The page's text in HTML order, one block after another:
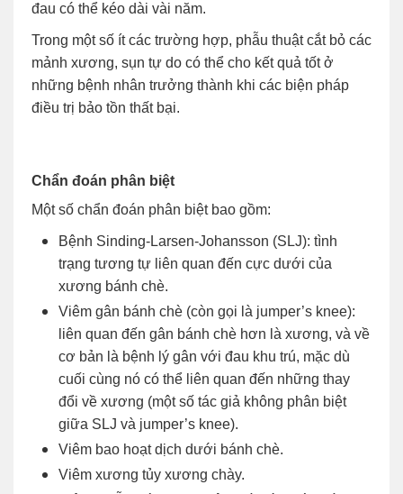
đau có thể kéo dài vài năm.
Trong một số ít các trường hợp, phẫu thuật cắt bỏ các
mảnh xương, sụn tự do có thể cho kết quả tốt ở
những bệnh nhân trưởng thành khi các biện pháp
điều trị bảo tồn thất bại.
Chẩn đoán phân biệt
Một số chẩn đoán phân biệt bao gồm:
Bệnh Sinding-Larsen-Johansson (SLJ): tình
trạng tương tự liên quan đến cực dưới của
xương bánh chè.
Viêm gân bánh chè (còn gọi là jumper’s knee):
liên quan đến gân bánh chè hơn là xương, và về
cơ bản là bệnh lý gân với đau khu trú, mặc dù
cuối cùng nó có thể liên quan đến những thay
đổi về xương (một số tác giả không phân biệt
giữa SLJ và jumper’s knee).
Viêm bao hoạt dịch dưới bánh chè.
Viêm xương tủy xương chày.